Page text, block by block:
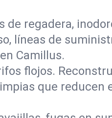
de regadera,
líneas de
Camillus.
flojos.
que reducen